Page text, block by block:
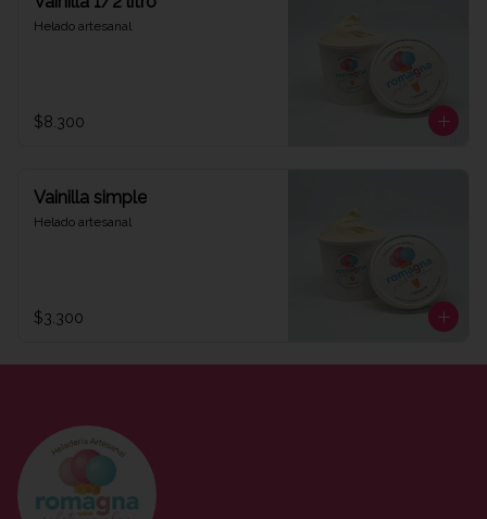
Helado artesanal
$8.300
Vainilla simple
Helado artesanal
$3.300